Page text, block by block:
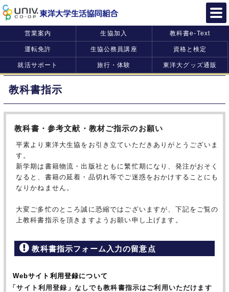
営業案内 生協加入 教科書e-Text
運転免許 生協公務員講座 資格と検定
就活サポート 旅行・体験 東洋大グッズ通販
教科書指示
教科書・参考文献・教材ご指示のお願い
平素より東洋大生協をお引き立ていただきありがとうございま
す。
新学期は書籍物流・出版社ともに繁忙期になり、発注がおそく
なると、書籍の延着・品切れ等でご迷惑をおかけすることにも
なりかねません。
大変ご多忙のところ誠に恐縮ではございますが、下記をご覧の
上教科書指示を頂きますようお願い申し上げます。
教科書指示フォーム入力の留意点
Webサイト利用登録について
「サイト利用登録」なしでも教科書指示はご利用いただけます